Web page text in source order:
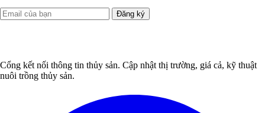
Đăng ký
Cổng kết nối thông tin thủy sản. Cập nhật thị trường, giá cả, kỹ thuật
nuôi trồng thủy sản.